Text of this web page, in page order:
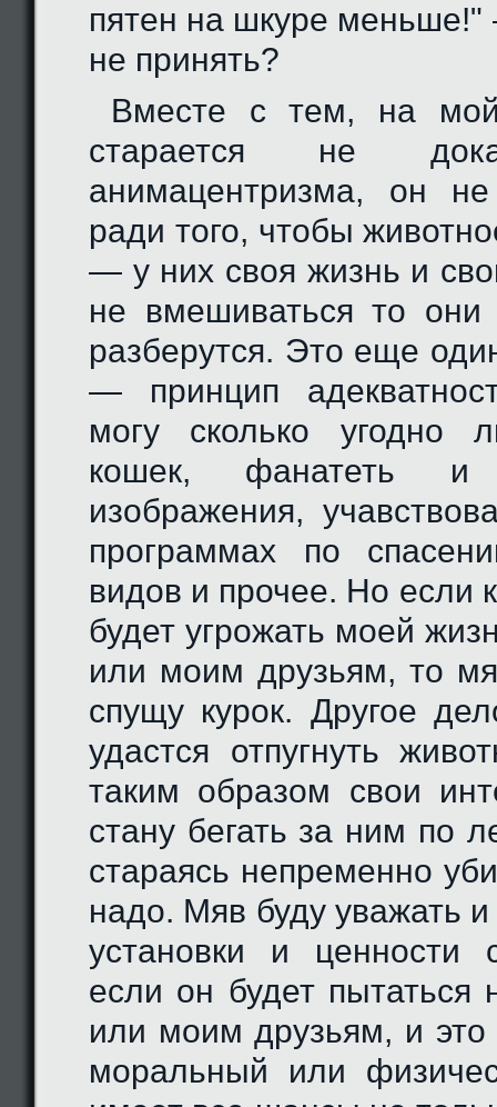
пятен на шкуре
не принять?
Вместе с тем, на
старается не
анимацентризма, он
ради того, чтобы
— у них своя жизнь и
не вмешиваться то они
разберутся. Это еще
— принцип
могу сколько угодно
кошек, фанатеть и
изображения,
программах по
видов и прочее. Но если
будет угрожать моей
или моим друзьям, то
спущу курок. Другое
удастся отпугнуть
таким образом свои
стану бегать за ним по
стараясь непременно
надо. Мяв буду уважать и
установки и ценности
если он будет пытаться
или моим друзьям, и это
моральный или